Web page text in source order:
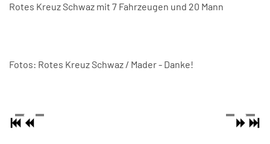
Rotes Kreuz Schwaz mit 7 Fahrzeugen und 20 Mann
Fotos: Rotes Kreuz Schwaz / Mader - Danke!